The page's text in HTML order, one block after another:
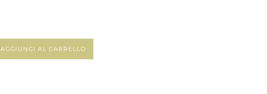
AGGIUNGI AL CARRELLO